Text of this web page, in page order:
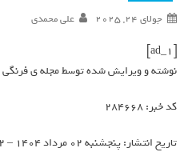
جولای 24, 2025 علی محمدی
[ad_1]
نوشته و ویرایش شده توسط مجله ی فرنگی
کد خبر: 284668
تاریخ انتشار: پنجشنبه 02 مرداد 1404 – 20:22